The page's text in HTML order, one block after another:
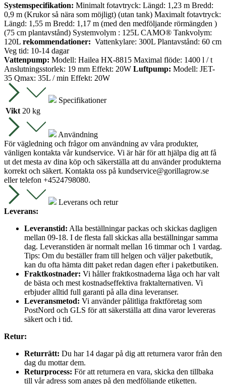
Systemspecifikation: Minimalt fotavtryck: Längd: 1,23 m Bredd:
0,9 m (Krukor så nära som möjligt) (utan tank) Maximalt fotavtryck:
Längd: 1,55 m Bredd: 1,17 m (med den medföljande rörmängden )
(75 cm plantavstånd) Systemvolym : 125L CAMO® Tankvolym:
120L rekommendationer: Vattenkylare: 300L Plantavstånd: 60 cm
Veg tid: 10-14 dagar
Vattenpump: Modell: Hailea HX-8815 Maximal flöde: 1400 l / t
Anslutningsstorlek: 19 mm Effekt: 20W Luftpump: Modell: JET-
35 Qmax: 35L / min Effekt: 20W
Specifikationer
Vikt 20 kg
Användning
För vägledning och frågor om användning av våra produkter,
vänligen kontakta vår kundservice. Vi är här för att hjälpa dig att få
ut det mesta av dina köp och säkerställa att du använder produkterna
korrekt och säkert. Kontakta oss på kundservice@gorillagrow.se
eller telefon +4524798080.
Leverans och retur
Leverans:
Leveranstid: Alla beställningar packas och skickas dagligen
mellan 09-18. I de flesta fall skickas alla beställningar samma
dag. Leveranstiden är normalt mellan 16 timmar och 1 vardag.
Tips: Om du beställer fram till helgen och väljer paketbutik,
kan du ofta hämta ditt paket redan dagen efter i paketbutiken.
Fraktkostnader: Vi håller fraktkostnaderna låga och har valt
de bästa och mest kostnadseffektiva fraktalternativen. Vi
erbjuder alltid full garanti på alla dina leveranser.
Leveransmetod: Vi använder pålitliga fraktföretag som
PostNord och GLS för att säkerställa att dina varor levereras
säkert och i tid.
Retur:
Returrätt: Du har 14 dagar på dig att returnera varor från den
dag du mottar dem.
Returprocess: För att returnera en vara, skicka den tillbaka
till vår adress som anges på den medföljande etiketten.